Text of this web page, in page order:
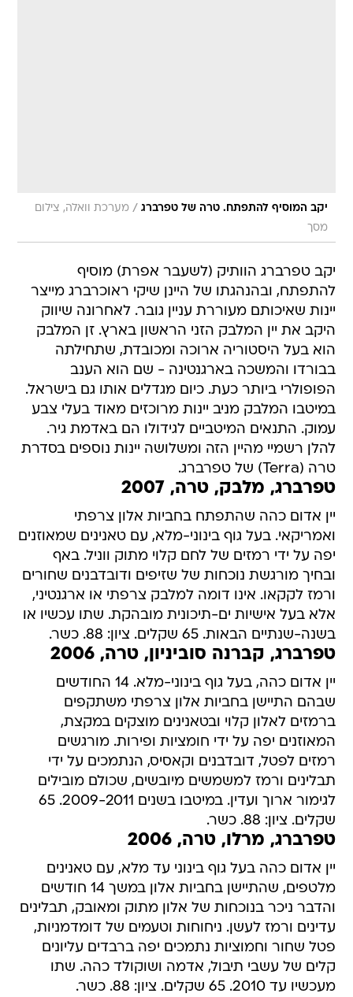
יקב המוסיף להתפתח. טרה של טפרברג / מערכת וואלה, צילום
מסך
יקב טפרברג הוותיק (לשעבר אפרת) מוסיף
להתפתח, ובהנהגתו של היינן שיקי ראוכרברג מייצר
יינות שאיכותם מעוררת עניין גובר. לאחרונה שיווק
היקב את יין המלבק הזני הראשון בארץ. זן המלבק
הוא בעל היסטוריה ארוכה ומכובדת, שתחילתה
בבורדו והמשכה בארגנטינה - שם הוא הענב
הפופולרי ביותר כעת. כיום מגדלים אותו גם בישראל.
במיטבו המלבק מניב יינות מרוכזים מאוד בעלי צבע
עמוק. התנאים המיטביים לגידולו הם באדמת גיר.
להלן רשמיי מהיין הזה ומשלושה יינות נוספים בסדרת
טרה (Terra) של טפרברג.
טפרברג, מלבק, טרה, 2007
יין אדום כהה שהתפתח בחביות אלון צרפתי
ואמריקאי. בעל גוף בינוני-מלא, עם טאנינים שמאוזנים
יפה על ידי רמזים של לחם קלוי מתוק ווניל. באף
ובחיך מורגשת נוכחות של שזיפים ודובדבנים שחורים
ורמז לקקאו. אינו דומה למלבק צרפתי או ארגנטיני,
אלא בעל אישיות ים-תיכונית מובהקת. שתו עכשיו או
בשנה-שנתיים הבאות. 65 שקלים. ציון: 88. כשר.
טפרברג, קברנה סוביניון, טרה, 2006
יין אדום כהה, בעל גוף בינוני-מלא. 14 החודשים
שבהם התיישן בחביות אלון צרפתי משתקפים
ברמזים לאלון קלוי ובטאנינים מוצקים במקצת,
המאוזנים יפה על ידי חומציות ופירות. מורגשים
רמזים לפטל, דובדבנים וקאסיס, הנתמכים על ידי
תבלינים ורמז למשמשים מיובשים, שכולם מובילים
לגימור ארוך ועדין. במיטבו בשנים 2009-2011. 65
שקלים. ציון: 88. כשר.
טפרברג, מרלו, טרה, 2006
יין אדום כהה בעל גוף בינוני עד מלא, עם טאנינים
מלטפים, שהתיישן בחביות אלון במשך 14 חודשים
והדבר ניכר בנוכחות של אלון מתוק ומאובק, תבלינים
עדינים ורמז לעשן. ניחוחות וטעמים של דומדמניות,
פטל שחור וחמוציות נתמכים יפה ברבדים עליונים
קלים של עשבי תיבול, אדמה ושוקולד כהה. שתו
מעכשיו עד 2010. 65 שקלים. ציון: 88. כשר.